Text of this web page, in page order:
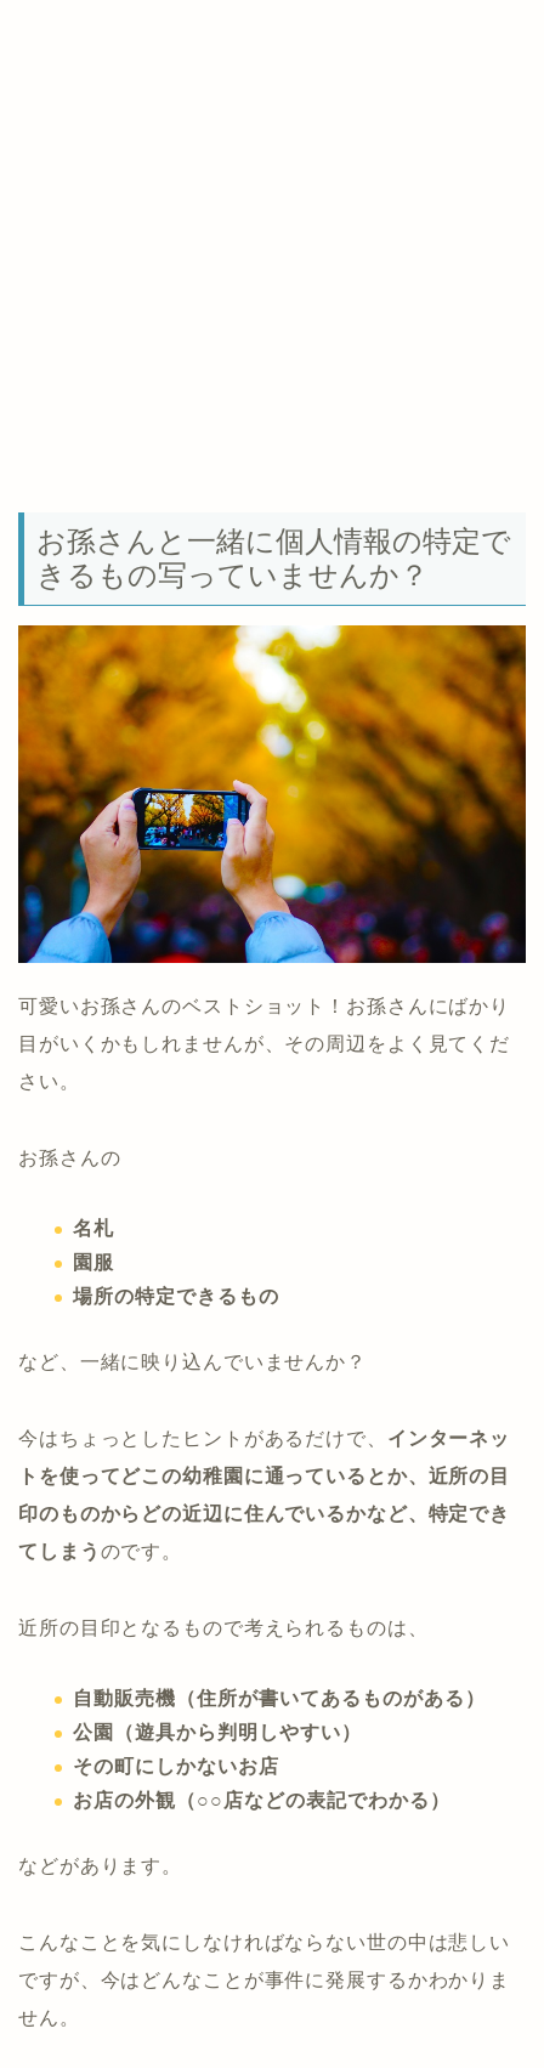
お孫さんと一緒に個人情報の特定で
きるもの写っていませんか？
可愛いお孫さんのベストショット！お孫さんにばかり
目がいくかもしれませんが、その周辺をよく見てくだ
さい。
お孫さんの
名札
園服
場所の特定できるもの
など、一緒に映り込んでいませんか？
今はちょっとしたヒントがあるだけで、 インターネッ
トを使ってどこの幼稚園に通っているとか、近所の目
印のものからどの近辺に住んでいるかなど、特定でき
てしまう のです。
近所の目印となるもので考えられるものは、
自動販売機（住所が書いてあるものがある）
公園（遊具から判明しやすい）
その町にしかないお店
お店の外観（○○店などの表記でわかる）
などがあります。
こんなことを気にしなければならない世の中は悲しい
ですが、今はどんなことが事件に発展するかわかりま
せん。